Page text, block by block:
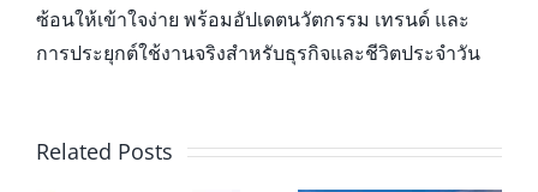
ซ้อนให้เข้าใจง่าย พร้อมอัปเดตนวัตกรรม เทรนด์ และ
การประยุกต์ใช้งานจริงสำหรับธุรกิจและชีวิตประจำวัน
Related Posts